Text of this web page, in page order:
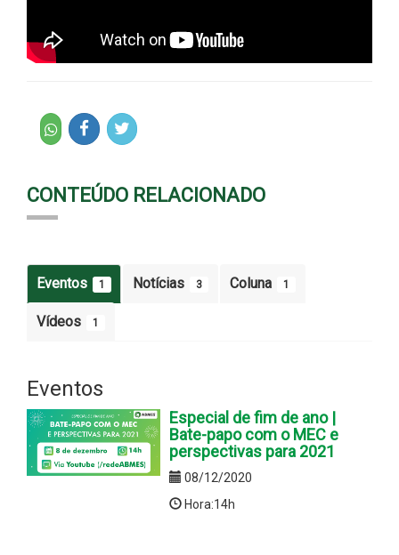
CONTEÚDO RELACIONADO
Eventos 1 Notícias 3 Coluna 1
Vídeos 1
Eventos
Especial de fim de ano |
Bate-papo com o MEC e
perspectivas para 2021
08/12/2020
Hora:14h